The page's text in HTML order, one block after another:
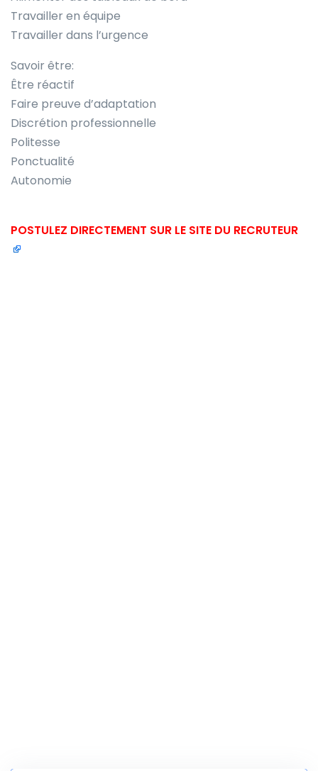
Travailler en équipe
Travailler dans l’urgence
Savoir être:
Être réactif
Faire preuve d’adaptation
Discrétion professionnelle
Politesse
Ponctualité
Autonomie
POSTULEZ DIRECTEMENT SUR LE SITE DU RECRUTEUR